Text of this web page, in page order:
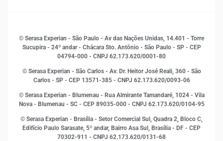
Inovação e Tecnologia
Leis e impostos
Marketing
Open Finance
Proteção de Dados
Sustentabilidade Corporativa
© Serasa Experian - São Paulo - Av das Nações Unidas, 14.401 - Torre
Sucupira - 24º andar - Chácara Sto. Antônio - São Paulo - SP - CEP
04794-000 - CNPJ 62.173.620/0001-80
© Serasa Experian - São Carlos - Av. Dr. Heitor José Reali, 360 - São
Carlos - SP - CEP 13571-385 - CNPJ 62.173.620/0093-06
© Serasa Experian - Blumenau - Rua Almirante Tamandaré, 1024 - Vila
Nova - Blumenau - SC - CEP 89035-000 - CNPJ 62.173.620/0104-95
© Serasa Experian - Brasília - Setor Comercial Sul, Quadra 2, Bloco C,
Edifício Paulo Sarasate, 5º andar, Bairro Asa Sul, Brasília - DF - CEP
70302-911 - CNPJ 62.173.620/0131-68